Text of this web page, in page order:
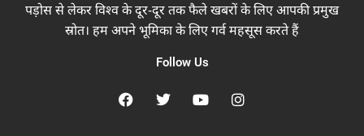
पड़ोस से लेकर विश्व के दूर-दूर तक फैले खबरों के लिए आपकी प्रमुख
स्रोत। हम अपने भूमिका के लिए गर्व महसूस करते हैं
Follow Us